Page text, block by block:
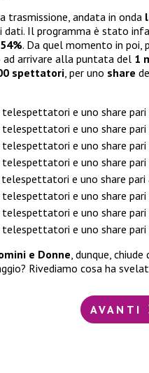
trasmissione, andata in onda
Il programma è stato
. Da quel momento in poi,
ad arrivare alla puntata del 1
spettatori, per uno share
e uno share pari
e uno share pari
e uno share pari
e uno share pari
e uno share pari
e uno share pari
e uno share pari
e uno share pari
e Donne, dunque,
Rivediamo cosa ha
AVANTI